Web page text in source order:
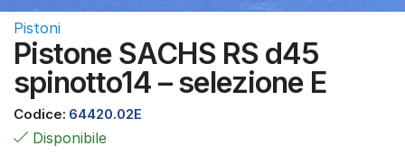
Pistoni
Pistone SACHS RS d45
spinotto14 – selezione E
Codice: 64420.02E
Disponibile